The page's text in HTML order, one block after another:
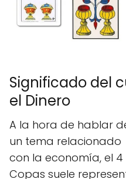
Significado del
el Dinero
A la hora de hablar
un tema relacionado
con la economía, el 4
Copas suele